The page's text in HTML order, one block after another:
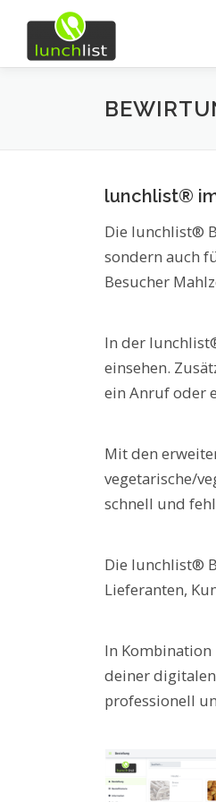
Zum Inhalt springen
lunchlist®
Die lunchlist®
sondern auch
Besucher
In der
einsehen.
ein Anruf oder
Mit den
vegetarische/
schnell und
Die lunchlist®
Lieferanten,
In
deiner
professionell